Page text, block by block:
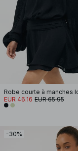
EUR 46.16 EUR 65.95
-30%